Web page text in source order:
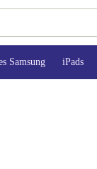
Samsung iPads